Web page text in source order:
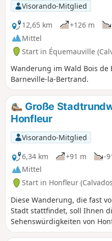
Visorando-Mitglied
12,65 km
+126 m
Mittel
Start in Équemauville
Wanderung im Wald Bois
Barneville-la-Bertrand.
Große
Honfleur
Visorando-Mitglied
6,34 km
+91 m -
Mittel
Start in Honfleur
Diese Wanderung, die fast
Stadt stattfindet, soll Ihnen
Sehenswürdigkeiten von